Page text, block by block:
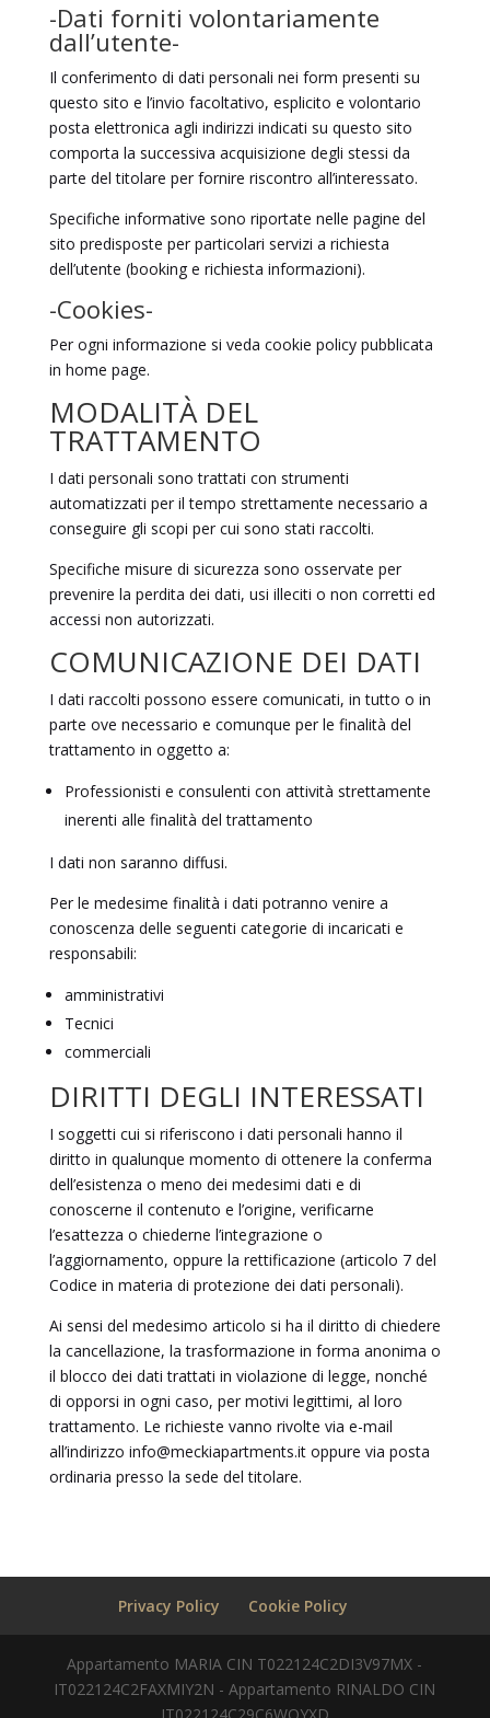
-Dati forniti volontariamente
dall’utente-
Il conferimento di dati personali nei form presenti su
questo sito e l’invio facoltativo, esplicito e volontario
posta elettronica agli indirizzi indicati su questo sito
comporta la successiva acquisizione degli stessi da
parte del titolare per fornire riscontro all’interessato.
Specifiche informative sono riportate nelle pagine del
sito predisposte per particolari servizi a richiesta
dell’utente (booking e richiesta informazioni).
-Cookies-
Per ogni informazione si veda cookie policy pubblicata
in home page.
MODALITÀ DEL
TRATTAMENTO
I dati personali sono trattati con strumenti
automatizzati per il tempo strettamente necessario a
conseguire gli scopi per cui sono stati raccolti.
Specifiche misure di sicurezza sono osservate per
prevenire la perdita dei dati, usi illeciti o non corretti ed
accessi non autorizzati.
COMUNICAZIONE DEI DATI
I dati raccolti possono essere comunicati, in tutto o in
parte ove necessario e comunque per le finalità del
trattamento in oggetto a:
Professionisti e consulenti con attività strettamente
inerenti alle finalità del trattamento
I dati non saranno diffusi.
Per le medesime finalità i dati potranno venire a
conoscenza delle seguenti categorie di incaricati e
responsabili:
amministrativi
Tecnici
commerciali
DIRITTI DEGLI INTERESSATI
I soggetti cui si riferiscono i dati personali hanno il
diritto in qualunque momento di ottenere la conferma
dell’esistenza o meno dei medesimi dati e di
conoscerne il contenuto e l’origine, verificarne
l’esattezza o chiederne l’integrazione o
l’aggiornamento, oppure la rettificazione (articolo 7 del
Codice in materia di protezione dei dati personali).
Ai sensi del medesimo articolo si ha il diritto di chiedere
la cancellazione, la trasformazione in forma anonima o
il blocco dei dati trattati in violazione di legge, nonché
di opporsi in ogni caso, per motivi legittimi, al loro
trattamento. Le richieste vanno rivolte via e-mail
all’indirizzo info@meckiapartments.it oppure via posta
ordinaria presso la sede del titolare.
Privacy Policy Cookie Policy
Appartamento MARIA CIN T022124C2DI3V97MX -
IT022124C2FAXMIY2N - Appartamento RINALDO CIN